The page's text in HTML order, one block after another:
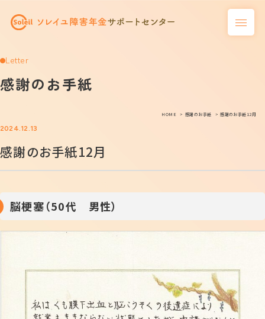
Letter
感謝のお手紙
HOME 感謝のお手紙 感謝のお手紙12月
2024.12.13
感謝のお手紙12月
脳梗塞（50代 男性）